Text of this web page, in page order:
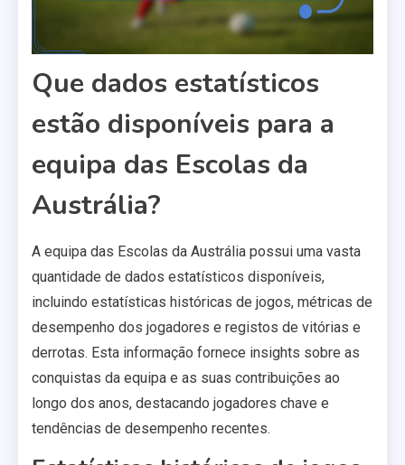
Que dados estatísticos
estão disponíveis para a
equipa das Escolas da
Austrália?
A equipa das Escolas da Austrália possui uma vasta
quantidade de dados estatísticos disponíveis,
incluindo estatísticas históricas de jogos, métricas de
desempenho dos jogadores e registos de vitórias e
derrotas. Esta informação fornece insights sobre as
conquistas da equipa e as suas contribuições ao
longo dos anos, destacando jogadores chave e
tendências de desempenho recentes.